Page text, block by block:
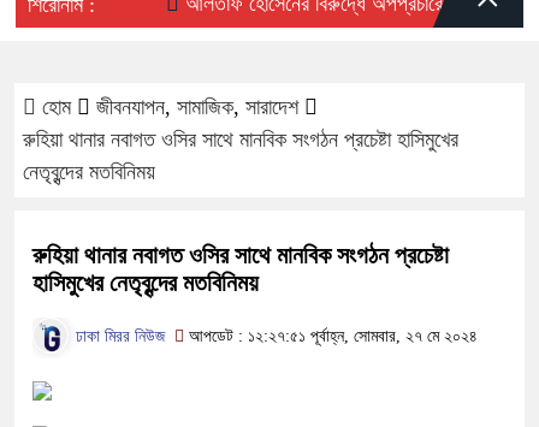
হোম জীবনযাপন, সামাজিক, সারাদেশ
রুহিয়া থানার নবাগত ওসির সাথে মানবিক সংগঠন প্রচেষ্টা হাসিমুখের
নেতৃবৃন্দের মতবিনিময়
রুহিয়া থানার নবাগত ওসির সাথে মানবিক সংগঠন প্রচেষ্টা
হাসিমুখের নেতৃবৃন্দের মতবিনিময়
ঢাকা মিরর নিউজ আপডেট : ১২:২৭:৫১ পূর্বাহ্ন, সোমবার, ২৭ মে ২০২৪